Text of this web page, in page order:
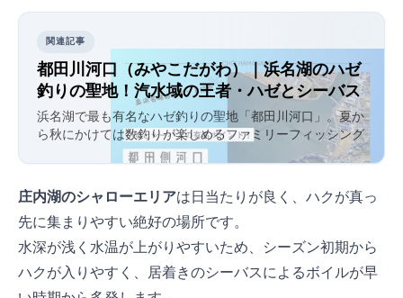
関連記事
都田川河口（みやこだがわ）｜浜名湖NO.1のハゼ
釣りの聖地！汽水域の王者・ハゼとシーバス
を完全攻略
浜名湖で最も有名なハゼ釣りの聖地「都田川河口」。夏か
ら秋にかけては数釣りが楽しめるファミリーフィッシング
のメッカであり、ハゼを追う大型シーバスやキビレも潜む
庄内湖のシャローエリアは日当たりが良く、ハクが真っ
先に集まりやすい絶好の場所です。
水深が浅く水温が上がりやすいため、シーズン初期から
ハクが入りやすく、居着きのシーバスによるボイルが早